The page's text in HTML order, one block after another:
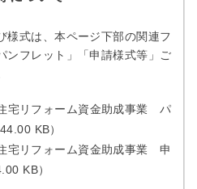
様式は、本ページ下部の関連フ
フレット」「申請様式等」ご
宅リフォーム資金助成事業 パ
KB）
宅リフォーム資金助成事業 申
KB）